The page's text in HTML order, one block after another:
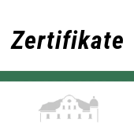
Zertifikate